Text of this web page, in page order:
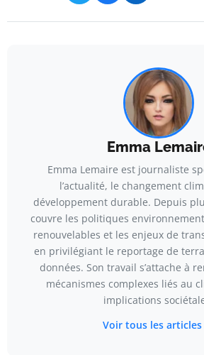
Emma
Emma Lemaire est journaliste
l’actualité, le changement
développement durable. Depuis
couvre les politiques
renouvelables et les enjeux de
en privilégiant le reportage de
données. Son travail s’attache à
mécanismes complexes liés au
implications
Voir tous les